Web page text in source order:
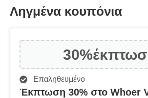
Ληγμένα κουπόνια
30%
Επαληθευμένο
Έκπτωση 30% στο Whoer